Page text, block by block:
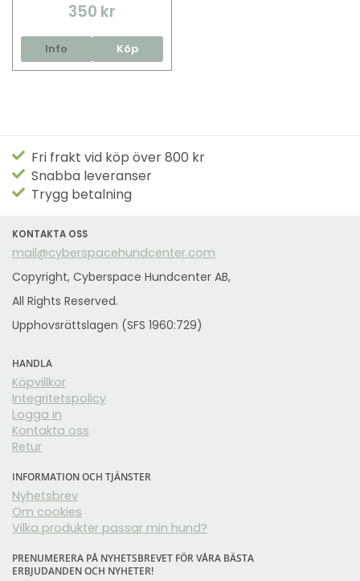
350 kr
Info Köp
Fri frakt vid köp över 800 kr
Snabba leveranser
Trygg betalning
KONTAKTA OSS
mail@cyberspacehundcenter.com
Copyright, Cyberspace Hundcenter AB,
All Rights Reserved.
Upphovsrättslagen (SFS 1960:729)
HANDLA
Köpvillkor
Integritetspolicy
Logga in
Kontakta oss
Retur
INFORMATION OCH TJÄNSTER
Nyhetsbrev
Om cookies
Vilka produkter passar min hund?
PRENUMERERA PÅ NYHETSBREVET FÖR VÅRA BÄSTA
ERBJUDANDEN OCH NYHETER!